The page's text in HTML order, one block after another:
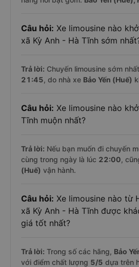
Câu hỏi: Xe limousine nào
xã Kỳ Anh - Hà Tĩnh sớm
Trả lời: Chuyến limousine sớm
21:45, do nhà xe Bảo Yến (Huế)
Câu hỏi: Xe limousine nào
Tĩnh muộn nhất?
Trả lời: Nếu bạn muốn đi chuyến
cùng trong ngày là lúc 22:00,
(Huế) vận hành.
Câu hỏi: Xe limousine nào từ
xã Kỳ Anh - Hà Tĩnh được
giá tốt nhất?
Trả lời: Trong số các hãng, Bảo
với điểm chất lượng 5/5 dựa trên